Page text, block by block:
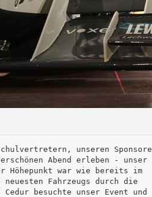
unseren
Abend erleben -
Höhepunkt war wie bereits im
Fahrzeugs durch die
besuchte unser Event und